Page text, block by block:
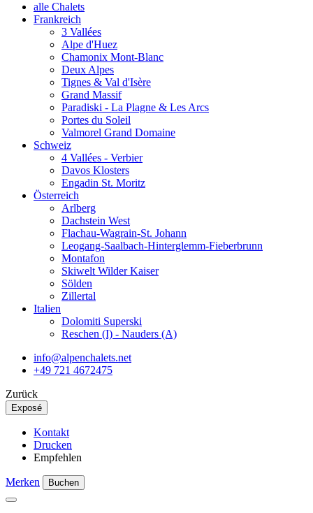
alle Chalets
Frankreich
3 Vallées
Alpe d'Huez
Chamonix Mont-Blanc
Deux Alpes
Tignes & Val d'Isère
Grand Massif
Paradiski - La Plagne & Les Arcs
Portes du Soleil
Valmorel Grand Domaine
Schweiz
4 Vallées - Verbier
Davos Klosters
Engadin St. Moritz
Österreich
Arlberg
Dachstein West
Flachau-Wagrain-St. Johann
Leogang-Saalbach-Hinterglemm-Fieberbrunn
Montafon
Skiwelt Wilder Kaiser
Sölden
Zillertal
Italien
Dolomiti Superski
Reschen (I) - Nauders (A)
info@alpenchalets.net
+49 721 4672475
Zurück
Exposé
Kontakt
Drucken
Empfehlen
Merken Buchen